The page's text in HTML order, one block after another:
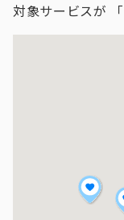
対象サービスが 「